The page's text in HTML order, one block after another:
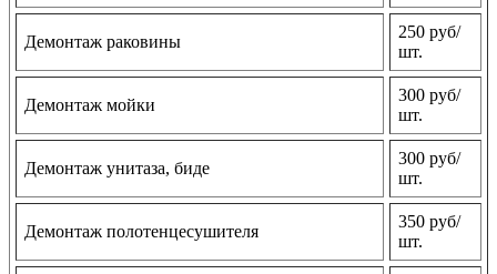
Демонтаж раковины
250 руб/
шт.
Демонтаж мойки
300 руб/
шт.
Демонтаж унитаза, биде
300 руб/
шт.
Демонтаж полотенцесушителя
350 руб/
шт.